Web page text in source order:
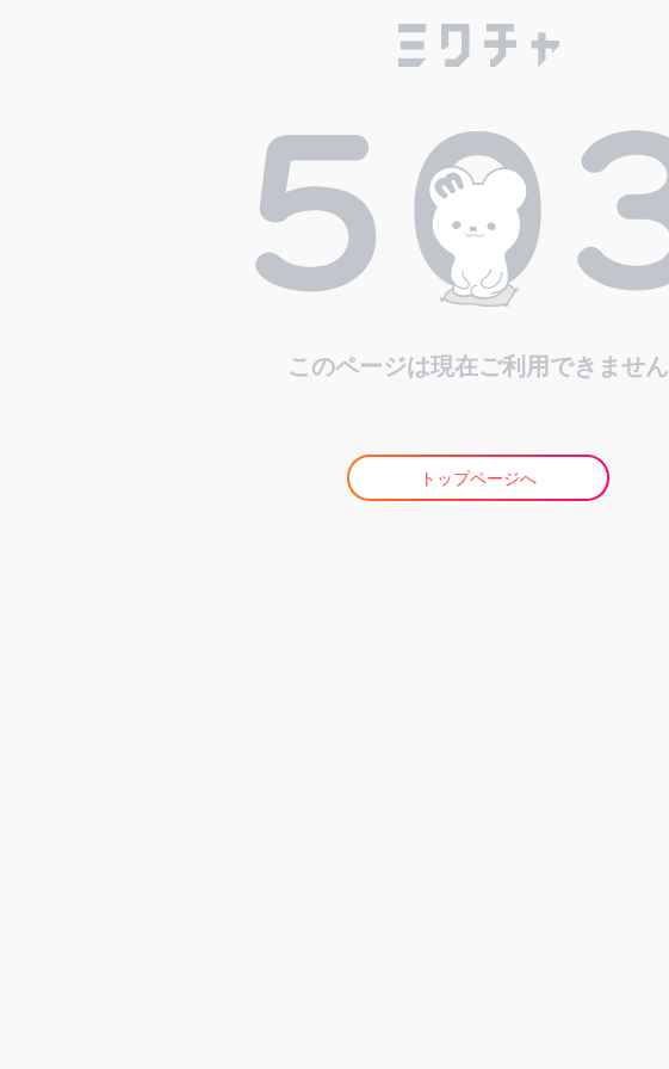
このページは現在ご利用できません